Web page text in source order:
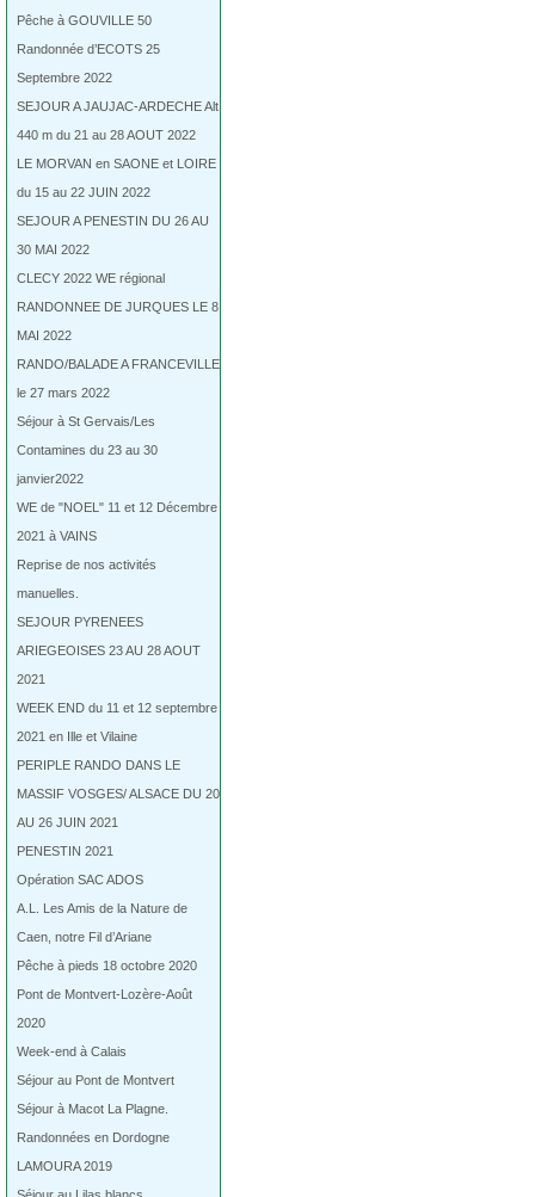
Pêche à GOUVILLE 50
Randonnée d’ECOTS 25
Septembre 2022
SEJOUR A JAUJAC-ARDECHE Alt
440 m du 21 au 28 AOUT 2022
LE MORVAN en SAONE et LOIRE
du 15 au 22 JUIN 2022
SEJOUR A PENESTIN DU 26 AU
30 MAI 2022
CLECY 2022 WE régional
RANDONNEE DE JURQUES LE 8
MAI 2022
RANDO/BALADE A FRANCEVILLE
le 27 mars 2022
Séjour à St Gervais/Les
Contamines du 23 au 30
janvier2022
WE de "NOEL" 11 et 12 Décembre
2021 à VAINS
Reprise de nos activités
manuelles.
SEJOUR PYRENEES
ARIEGEOISES 23 AU 28 AOUT
2021
WEEK END du 11 et 12 septembre
2021 en Ille et Vilaine
PERIPLE RANDO DANS LE
MASSIF VOSGES/ ALSACE DU 20
AU 26 JUIN 2021
PENESTIN 2021
Opération SAC ADOS
A.L. Les Amis de la Nature de
Caen, notre Fil d’Ariane
Pêche à pieds 18 octobre 2020
Pont de Montvert-Lozère-Août
2020
Week-end à Calais
Séjour au Pont de Montvert
Séjour à Macot La Plagne.
Randonnées en Dordogne
LAMOURA 2019